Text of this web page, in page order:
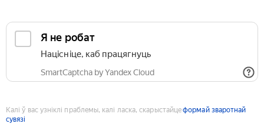
Я не робат
Націсніце, каб працягнуць
SmartCaptcha by Yandex Cloud
Калі ў вас узніклі праблемы, калі ласка, скарыстайцеформай зваротнай
сувязі